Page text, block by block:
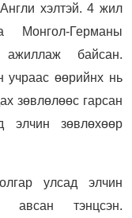
хэлтэй. 4 жил
Монгол-Германы
байсан.
учраас өөрийнх нь
зөвлөлөөс гарсан
элчин зөвлөхөөр
улсад элчин
авсан тэнцсэн.